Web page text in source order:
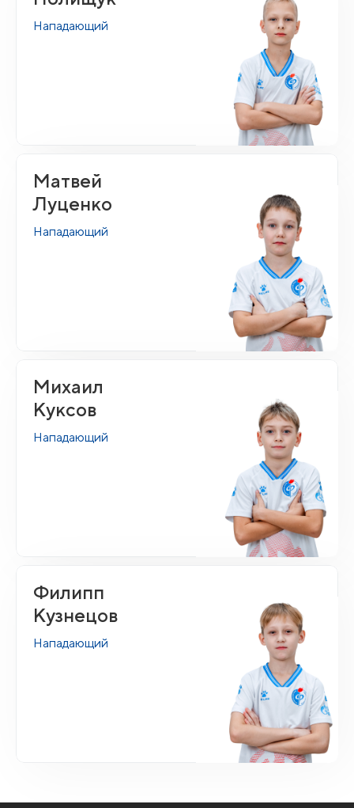
Нападающий
Матвей
Луценко
Нападающий
Михаил
Куксов
Нападающий
Филипп
Кузнецов
Нападающий